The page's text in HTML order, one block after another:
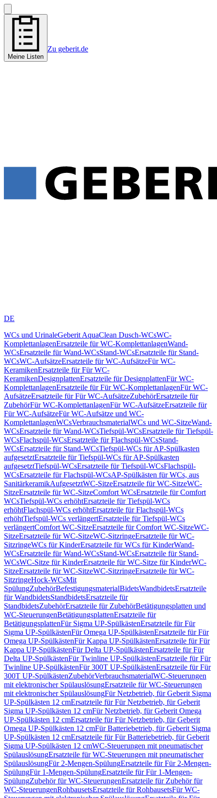
Meine Listen
Zu geberit.de
DE
WCs und UrinaleGeberit AquaClean Dusch-WCsWC-
KomplettanlagenErsatzteile für WC-KomplettanlagenWand-
WCsErsatzteile für Wand-WCsStand-WCsErsatzteile für Stand-
WCsWC-AufsätzeErsatzteile für WC-AufsätzeFür WC-
KeramikenErsatzteile für Für WC-
KeramikenDesignplattenErsatzteile für DesignplattenFür WC-
KomplettanlagenErsatzteile für Für WC-KomplettanlagenFür WC-
AufsätzeErsatzteile für Für WC-AufsätzeZubehörErsatzteile für
ZubehörFür WC-KomplettanlagenFür WC-AufsätzeErsatzteile für
Für WC-AufsätzeFür WC-Aufsätze und WC-
KomplettanlagenWCsVerbrauchsmaterialWCs und WC-SitzeWand-
WCsErsatzteile für Wand-WCsTiefspül-WCsErsatzteile für Tiefspül-
WCsFlachspül-WCsErsatzteile für Flachspül-WCsStand-
WCsErsatzteile für Stand-WCsTiefspül-WCs für AP-Spülkasten
aufgesetztErsatzteile für Tiefspül-WCs für AP-Spülkasten
aufgesetztTiefspül-WCsErsatzteile für Tiefspül-WCsFlachspül-
WCsErsatzteile für Flachspül-WCsAP-Spülkästen für WCs, aus
SanitärkeramikAufgesetztWC-SitzeErsatzteile für WC-SitzeWC-
SitzeErsatzteile für WC-SitzeComfort WCsErsatzteile für Comfort
WCsTiefspül-WCs erhöhtErsatzteile für Tiefspül-WCs
erhöhtFlachspül-WCs erhöhtErsatzteile für Flachspül-WCs
erhöhtTiefspül-WCs verlängertErsatzteile für Tiefspül-WCs
verlängertComfort WC-SitzeErsatzteile für Comfort WC-SitzeWC-
SitzeErsatzteile für WC-SitzeWC-SitzringeErsatzteile für WC-
SitzringeWCs für KinderErsatzteile für WCs für KinderWand-
WCsErsatzteile für Wand-WCsStand-WCsErsatzteile für Stand-
WCsWC-Sitze für KinderErsatzteile für WC-Sitze für KinderWC-
SitzeErsatzteile für WC-SitzeWC-SitzringeErsatzteile für WC-
SitzringeHock-WCsMit
SpülungZubehörBefestigungsmaterialBidetsWandbidetsErsatzteile
für WandbidetsStandbidetsErsatzteile für
StandbidetsZubehörErsatzteile für ZubehörBetätigungsplatten und
WC-SteuerungenBetätigungsplattenErsatzteile für
BetätigungsplattenFür Sigma UP-SpülkästenErsatzteile für Für
Sigma UP-SpülkästenFür Omega UP-SpülkästenErsatzteile für Für
Omega UP-SpülkästenFür Kappa UP-SpülkästenErsatzteile für Für
Kappa UP-SpülkästenFür Delta UP-SpülkästenErsatzteile für Für
Delta UP-SpülkästenFür Twinline UP-SpülkästenErsatzteile für Für
Twinline UP-SpülkästenFür 300T UP-SpülkästenErsatzteile für Für
300T UP-SpülkästenZubehörVerbrauchsmaterialWC-Steuerungen
mit elektronischer SpülauslösungErsatzteile für WC-Steuerungen
mit elektronischer SpülauslösungFür Netzbetrieb, für Geberit Sigma
UP-Spülkästen 12 cmErsatzteile für Für Netzbetrieb, für Geberit
Sigma UP-Spülkästen 12 cmFür Netzbetrieb, für Geberit Omega
UP-Spülkästen 12 cmErsatzteile für Für Netzbetrieb, für Geberit
Omega UP-Spülkästen 12 cmFür Batteriebetrieb, für Geberit Sigma
UP-Spülkästen 12 cmErsatzteile für Für Batteriebetrieb, für Geberit
Sigma UP-Spülkästen 12 cmWC-Steuerungen mit pneumatischer
SpülauslösungErsatzteile für WC-Steuerungen mit pneumatischer
SpülauslösungFür 2-Mengen-SpülungErsatzteile für Für 2-Mengen-
SpülungFür 1-Mengen-SpülungErsatzteile für Für 1-Mengen-
SpülungZubehör für WC-SteuerungenErsatzteile für Zubehör für
WC-SteuerungenRohbausetsErsatzteile für RohbausetsFür WC-